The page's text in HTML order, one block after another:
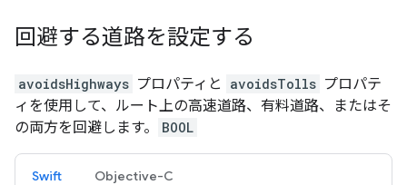
回避する道路を設定する
avoidsHighways プロパティと avoidsTolls プロパテ
ィを使用して、ルート上の高速道路、有料道路、またはそ
の両方を回避します。
BOOL
Swift Objective-C